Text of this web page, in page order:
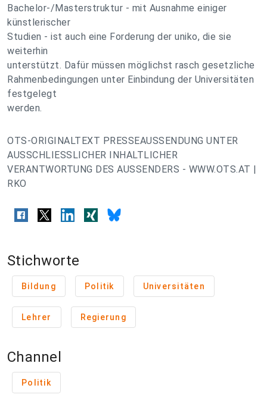
Bachelor-/Masterstruktur - mit Ausnahme einiger
künstlerischer
Studien - ist auch eine Forderung der uniko, die sie
weiterhin
unterstützt. Dafür müssen möglichst rasch gesetzliche
Rahmenbedingungen unter Einbindung der Universitäten
festgelegt
werden.
OTS-ORIGINALTEXT PRESSEAUSSENDUNG UNTER
AUSSCHLIESSLICHER INHALTLICHER
VERANTWORTUNG DES AUSSENDERS - WWW.OTS.AT |
RKO
Stichworte
Bildung Politik Universitäten
Lehrer Regierung
Channel
Politik